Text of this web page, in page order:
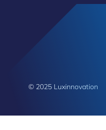
© 2025 Luxinnovation